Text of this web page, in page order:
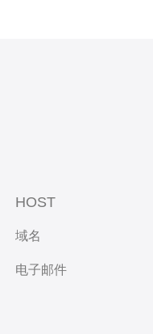
HOST
域名
电子邮件